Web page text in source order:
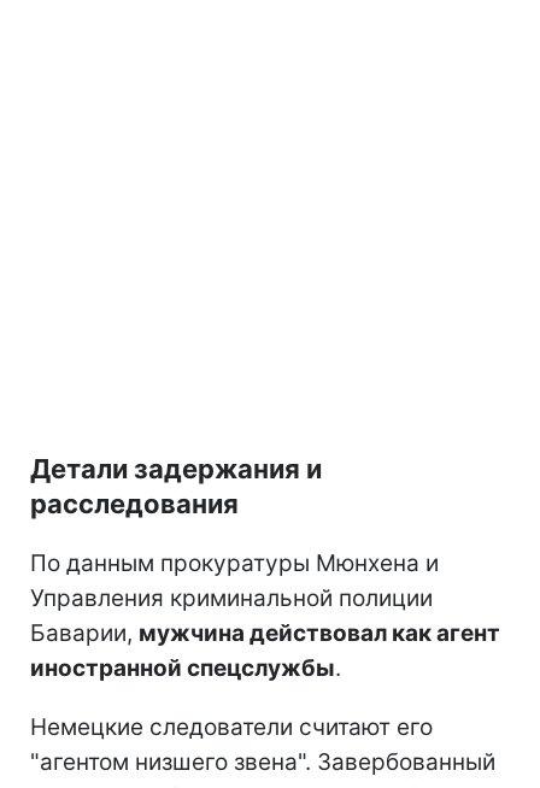
Детали задержания и
расследования
По данным прокуратуры Мюнхена и
Управления криминальной полиции
Баварии, мужчина действовал как агент
иностранной спецслужбы.
Немецкие следователи считают его
"агентом низшего звена". Завербованный